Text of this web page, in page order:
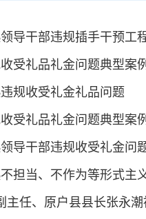
导干部违规插手干预工
受礼品礼金问题典型案
规收受礼金礼品问题
受礼品礼金问题典型案
导干部违规收受礼金问
担当、不作为等形式主
主任、原户县县长张永